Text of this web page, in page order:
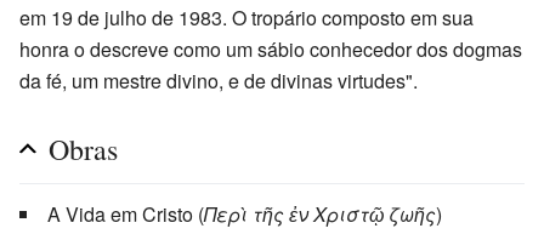
em 19 de julho de 1983. O tropário composto em sua
honra o descreve como um sábio conhecedor dos dogmas
da fé, um mestre divino, e de divinas virtudes".
Obras
A Vida em Cristo (Περὶ τῆς ἐν Χριστῷ ζωῆς)